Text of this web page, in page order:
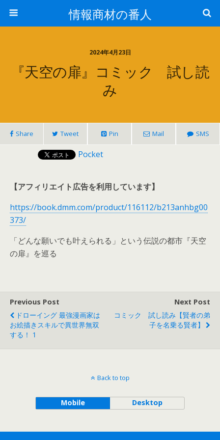
情報商材の番人
2024年4月23日
『天空の扉』コミック 試し読
み
Share Tweet Pin Mail SMS
Pocket
【アフィリエイト広告を利用しています】
https://book.dmm.com/product/116112/b213anhbg00
373/
「どんな願いでも叶えられる」という伝説の都市『天空
の扉』を巡る
Previous Post
ドローイング 最強漫画家は
お絵描きスキルで異世界無双
する！ 1
Next Post
コミック 試し読み【賢者の弟
子を名乗る賢者】
Back to top
Mobile Desktop